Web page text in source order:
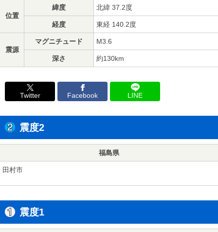
位置
緯度 北緯 37.2度
経度 東経 140.2度
震源
マグニチュード M3.6
深さ 約130km
Twitter Facebook LINE
震度2
福島県
田村市
震度1